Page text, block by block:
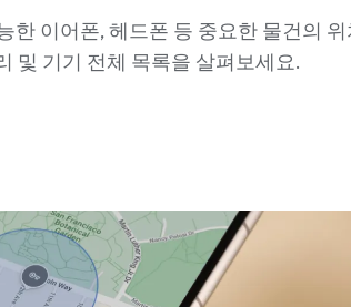
이어폰, 헤드폰 등 중요한 물건의
및 기기 전체 목록을 살펴보세요.